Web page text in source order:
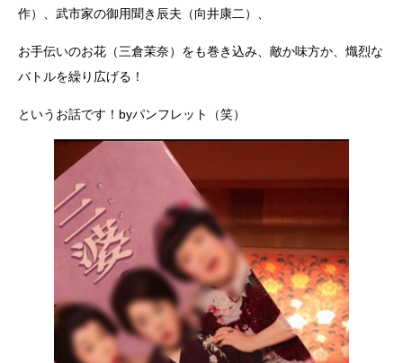
作）、武市家の御用聞き辰夫（向井康二）、
お手伝いのお花（三倉茉奈）をも巻き込み、敵か味方か、熾烈な
バトルを繰り広げる！
というお話です！byパンフレット（笑）